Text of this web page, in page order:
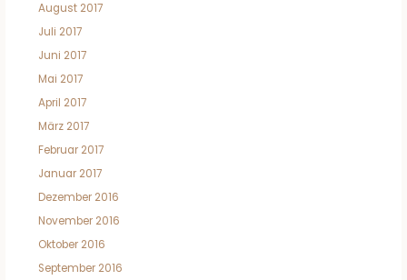
August 2017
Juli 2017
Juni 2017
Mai 2017
April 2017
März 2017
Februar 2017
Januar 2017
Dezember 2016
November 2016
Oktober 2016
September 2016